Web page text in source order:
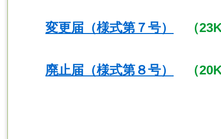
変更届（様式第７号） （
廃止届（様式第８号） （